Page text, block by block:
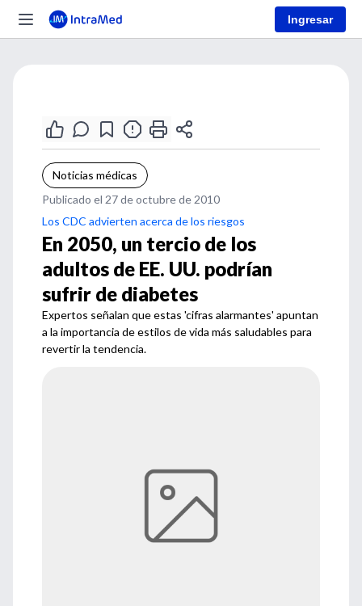
Ingresar
Noticias médicas
Publicado el 27 de octubre de 2010
Los CDC advierten acerca de los riesgos
En 2050, un tercio de los
adultos de EE. UU. podrían
sufrir de diabetes
Expertos señalan que estas 'cifras alarmantes' apuntan
a la importancia de estilos de vida más saludables para
revertir la tendencia.